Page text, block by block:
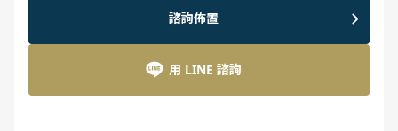
諮詢佈置
用 LINE 諮詢